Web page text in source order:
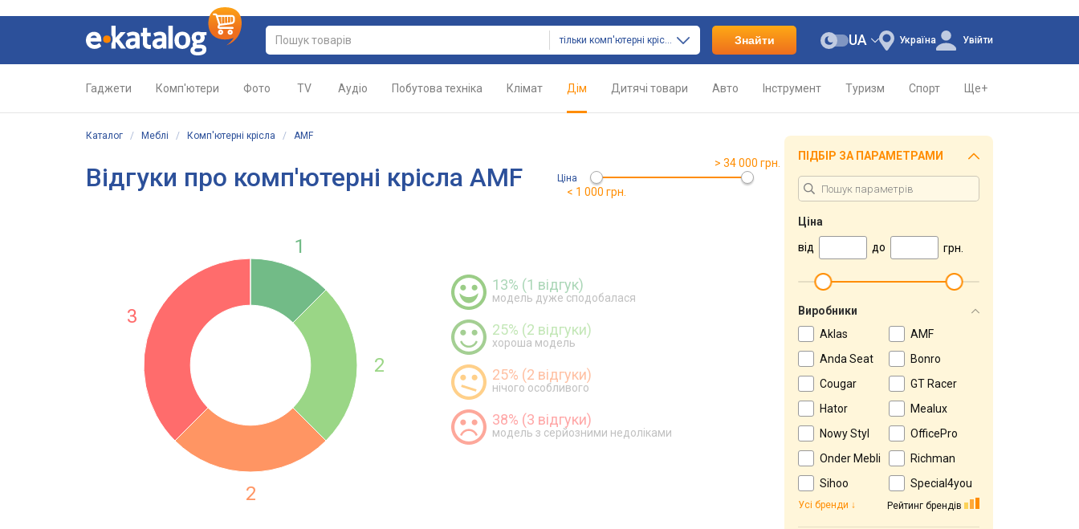
тільки комп'ютерні крісла Знайти Україна
UA Увійти
Гаджети Комп'ютери Фото TV Аудіо Побутова техніка Клімат Дім Дитячі товари Авто Інструмент Туризм Спорт Ще+
Каталог / Меблі / Комп'ютерні крісла / AMF
Ціна
< 1 000 грн.
> 34 000 грн.
Відгуки про комп'ютерні крісла AMF
13% (1 відгук)
модель дуже сподобалася
25% (2 відгуки)
хороша модель
25% (2 відгуки)
нічого особливого
38% (3 відгуки)
модель з серйозними недоліками
1
2
2
3
ПІДБІР ЗА ПАРАМЕТРАМИ
Ціна
від
до грн.
Виробники
Aklas
AMF
Anda Seat
Bonro
Cougar
GT Racer
Hator
Mealux
Nowy Styl
OfficePro
Onder Mebli
Richman
Sihoo
Special4you
Рейтинг брендів
Усі бренди